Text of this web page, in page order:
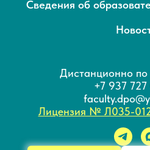
Сведения об
Дистанционно по
+7 937
Лицензия № Л035-